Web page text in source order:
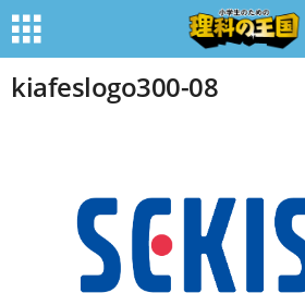
kiafeslogo300-08